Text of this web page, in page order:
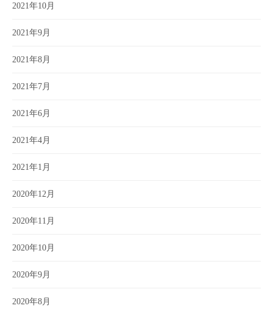
2021年10月
2021年9月
2021年8月
2021年7月
2021年6月
2021年4月
2021年1月
2020年12月
2020年11月
2020年10月
2020年9月
2020年8月